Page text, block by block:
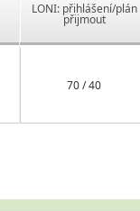
LONI: přihlášení/plán
přijmout
70 / 40